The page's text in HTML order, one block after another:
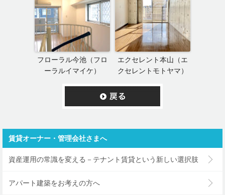
フローラル今池（フロ
ーラルイマイケ）
エクセレント本山（エ
クセレントモトヤマ）
賃貸オーナー・管理会社さまへ
資産運用の常識を変える－テナント賃貸という新しい選択肢
アパート建築をお考えの方へ